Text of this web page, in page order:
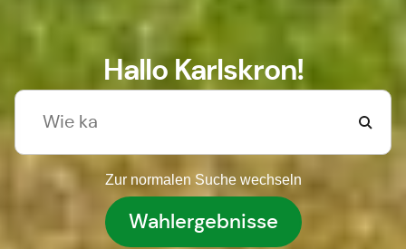
Hallo Karlskron!
Zur normalen Suche wechseln
Wahlergebnisse